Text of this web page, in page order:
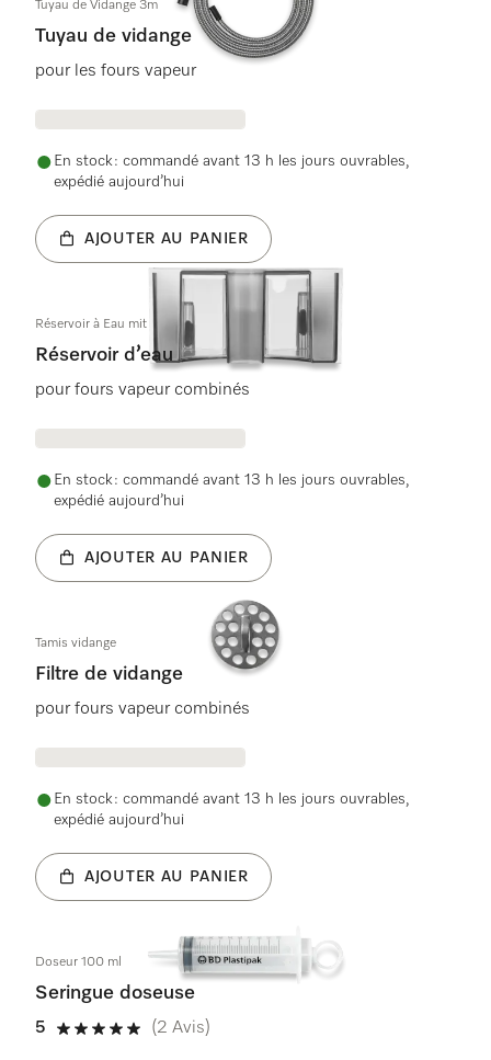
Tuyau de Vidange 3m
Tuyau de vidange
pour les fours vapeur
En stock : commandé avant 13 h les jours ouvrables,
expédié aujourd’hui
AJOUTER AU PANIER
Réservoir à Eau mit FW Prestige kpl
Réservoir d’eau
pour fours vapeur combinés
En stock : commandé avant 13 h les jours ouvrables,
expédié aujourd’hui
AJOUTER AU PANIER
Tamis vidange
Filtre de vidange
pour fours vapeur combinés
En stock : commandé avant 13 h les jours ouvrables,
expédié aujourd’hui
AJOUTER AU PANIER
Doseur 100 ml
Seringue doseuse
5
5 étoiles sur 5
(2 Avis)